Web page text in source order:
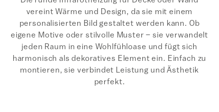
vereint Wärme und Design, da sie mit einem
personalisierten Bild gestaltet werden kann. Ob
eigene Motive oder stilvolle Muster – sie verwandelt
jeden Raum in eine Wohlfühloase und fügt sich
harmonisch als dekoratives Element ein. Einfach zu
montieren, sie verbindet Leistung und Ästhetik
perfekt.